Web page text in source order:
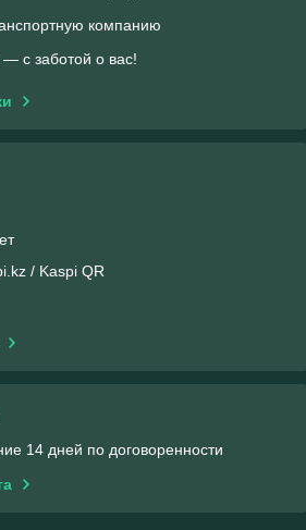
компанию
— с заботой о вас!
/ Kaspi QR
14 дней по договоренности